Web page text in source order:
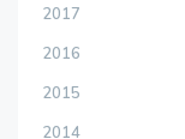
2017
2016
2015
2014